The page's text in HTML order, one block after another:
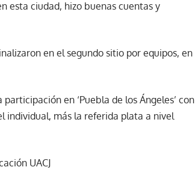
esta ciudad, hizo buenas cuentas y
en el segundo sitio por equipos, en
en ‘Puebla de los Ángeles’ con
individual, más la referida plata a nivel
UACJ